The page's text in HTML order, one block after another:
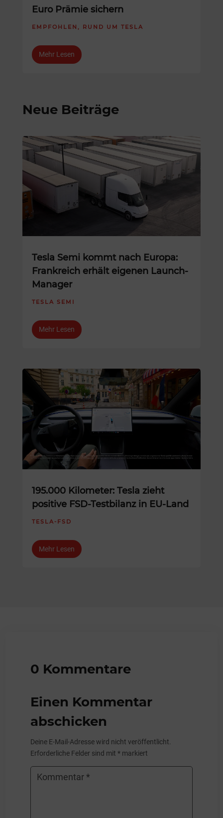
Euro Prämie sichern
EMPFOHLEN , RUND UM TESLA
Mehr Lesen
Neue Beiträge
Tesla Semi kommt nach Europa:
Frankreich erhält eigenen Launch-
Manager
TESLA SEMI
Mehr Lesen
195.000 Kilometer: Tesla zieht
positive FSD-Testbilanz in EU-Land
TESLA-FSD
Mehr Lesen
0 Kommentare
Einen Kommentar
abschicken
Deine E-Mail-Adresse wird nicht veröffentlicht.
Erforderliche Felder sind mit* markiert